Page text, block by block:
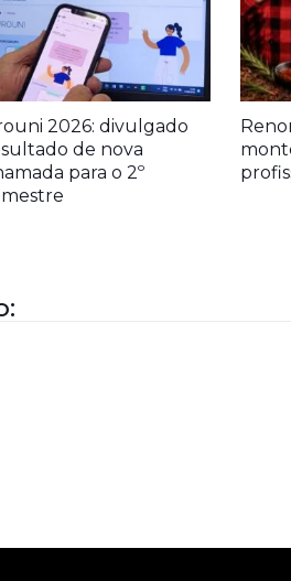
2026: divulgado
de nova
para o 2º